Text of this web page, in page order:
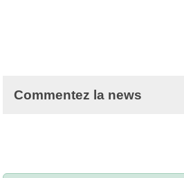
Commentez la news